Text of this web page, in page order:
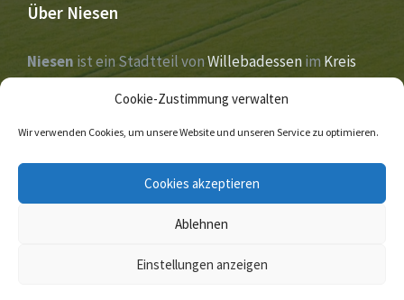
Cookie-Zustimmung verwalten
Wir verwenden Cookies, um unsere Website und unseren Service zu optimieren.
Cookies akzeptieren
Ablehnen
Einstellungen anzeigen
Über Niesen
Niesen ist ein Stadtteil vonWillebadessenim Kreis
Höxter,Nordrhein-Westfalen. Der Ort liegt im Tal der
und wurde 1273 erstmals urkundlich erwähnt.
Facebook Twitter